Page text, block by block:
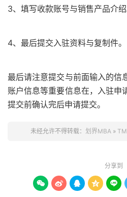
3、填写收款账号与销售产品介绍
4、最后提交入驻资料与复制件。
最后请注意提交与前面输入的信
账户信息等重要信息在，入驻申
提交前确认完后申请提交。
未经允许不得转载： 划界MBA »
分享到
    